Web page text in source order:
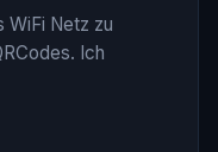
WiFi Netz zu
Ich